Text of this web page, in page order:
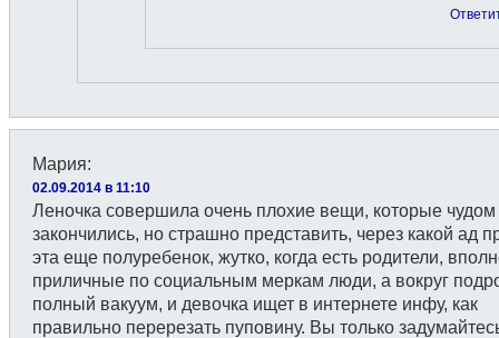
Мария:
02.09.2014 в 11:10
Леночка совершила очень плохие вещи, которые
закончились, но страшно представить, через какой ад
эта еще полуребенок, жутко, когда есть родители,
приличные по социальным меркам люди, а вокруг
полный вакуум, и девочка ищет в интернете инфу, как
правильно перерезать пуповину. Вы только